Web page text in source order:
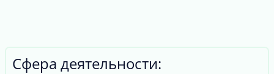
Сфера деятельности: